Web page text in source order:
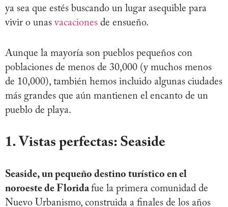
ya sea que estés buscando un lugar asequible para
vivir o unasvacaciones de ensueño.
Aunque la mayoría son pueblos pequeños con
poblaciones de menos de 30,000 (y muchos menos
de 10,000), también hemos incluido algunas ciudades
más grandes que aún mantienen el encanto de un
pueblo de playa.
1. Vistas perfectas: Seaside
Seaside, un pequeño destino turístico en el
noroeste de Floridafue la primera comunidad de
Nuevo Urbanismo, construida a finales de los años